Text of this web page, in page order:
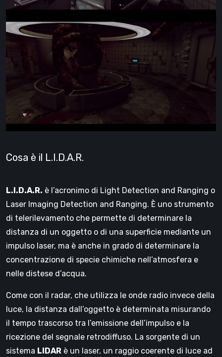
Cosa è il L.I.D.A.R.
L.I.D.A.R. è l’acronimo di Light Detection and Ranging o
Laser Imaging Detection and Ranging. È uno strumento
di telerilevamento che permette di determinare la
distanza di un oggetto o di una superficie mediante un
impulso laser, ma è anche in grado di determinare la
concentrazione di specie chimiche nell’atmosfera e
nelle distese d’acqua.
Come con il radar, che utilizza le onde radio invece della
luce, la distanza dall’oggetto è determinata misurando
il tempo trascorso tra l’emissione dell’impulso e la
ricezione del segnale retrodiffuso. La sorgente di un
sistema LIDAR è un laser, un raggio coerente di luce ad